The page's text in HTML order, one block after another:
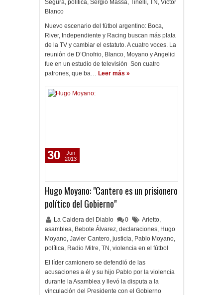
Segura, política, Sergio Massa, Tinelli, TN , Víctor
Blanco
Nuevo escenario del fútbol argentino: Boca,
River, Independiente y Racing buscan más plata
de la TV y cambiar el estatuto. A cuatro voces. La
reunión de D’Onofrio, Blanco, Moyano y Angelici
fue en un estudio de televisión Son cuatro
patrones, que ba… Leer más »
Hugo Moyano: "Cantero es un prisionero
político del Gobierno"
La Caldera del Diablo 0 Arietto,
asamblea, Bebote Álvarez, declaraciones, Hugo
Moyano, Javier Cantero, justicia, Pablo Moyano,
política, Radio Mitre, TN , violencia en el fútbol
El líder camionero se defendió de las
acusaciones a él y su hijo Pablo por la violencia
durante la Asamblea y llevó la disputa a la
vinculación del Presidente con el Gobierno
30
Jun
2013